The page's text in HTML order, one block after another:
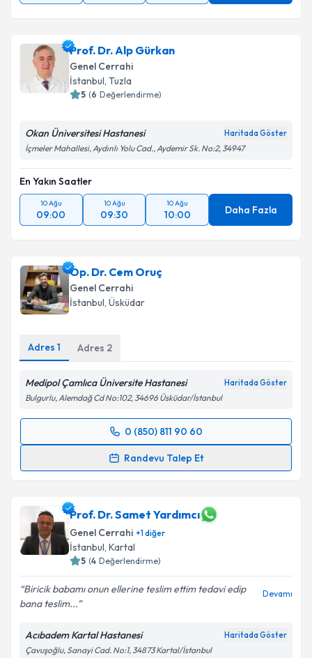
Prof. Dr. Alp Gürkan
Genel Cerrahi
İstanbul, Tuzla
5 (6 Değerlendirme)
Okan Üniversitesi Hastanesi Haritada Göster
İçmeler Mahallesi, Aydınlı Yolu Cad., Aydemir Sk. No:2, 34947
En Yakın Saatler
10 Ağu
09:00
10 Ağu
09:30
10 Ağu
10:00 Daha Fazla
Op. Dr. Cem Oruç
Genel Cerrahi
İstanbul, Üsküdar
Adres 1 Adres 2
Medipol Çamlıca Üniversite Hastanesi Haritada Göster
Bulgurlu, Alemdağ Cd No:102, 34696 Üsküdar/İstanbul
0 (850) 811 90 60
Randevu Talep Et
Randevu Takvimi Talebi
takvim hazırlandığında e-posta ile bilgilendireceğiz.
E-posta Adresiniz
Kişisel verilerimin işlenmesine ilişkin
kapsamda işlenmesini kabul ediyorum.
Prof. Dr. Samet Yardımcı
Genel Cerrahi +1diğer
İstanbul, Kartal
5 (4 Değerlendirme)
Biricik babamı onun ellerine teslim ettim tedavi edip
bana teslim...
Devamı
Acıbadem Kartal Hastanesi Haritada Göster
Çavuşoğlu, Sanayi Cad. No:1, 34873 Kartal/İstanbul